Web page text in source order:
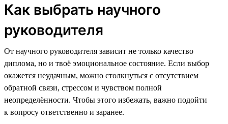
Как выбрать научного
руководителя
От научного руководителя зависит не только качество
диплома, но и твоё эмоциональное состояние. Если выбор
окажется неудачным, можно столкнуться с отсутствием
обратной связи, стрессом и чувством полной
неопределённости. Чтобы этого избежать, важно подойти
к вопросу ответственно и заранее.